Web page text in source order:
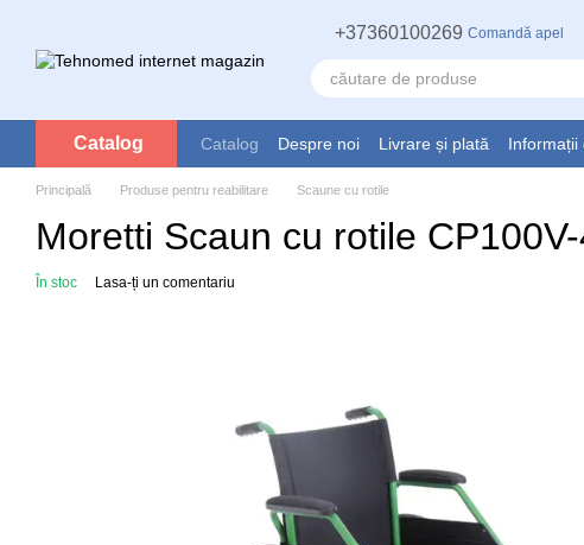
+37360100269 Comandă apel
Catalog Catalog Despre noi Livrare și plată Informații
Principală Produse pentru reabilitare Scaune cu rotile
Moretti Scaun cu rotile
În stoc Lasa-ți un comentariu